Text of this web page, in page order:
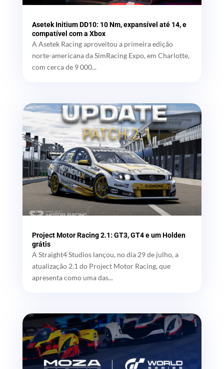
Asetek Initium DD10: 10 Nm, expansível até 14, e
compatível com a Xbox
A Asetek Racing aproveitou a primeira edição
norte-americana da SimRacing Expo, em Charlotte,
com cerca de 9 000...
Project Motor Racing 2.1: GT3, GT4 e um Holden
grátis
A Straight4 Studios lançou, no dia 29 de julho, a
atualização 2.1 do Project Motor Racing, que
apresenta como uma das...